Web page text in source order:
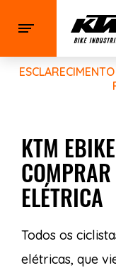
KTM
ELÉTRICA
Todos os
elétricas, que